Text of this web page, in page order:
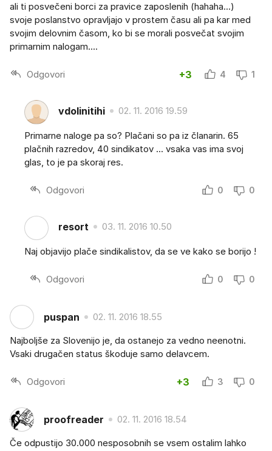
ali ti posvečeni borci za pravice zaposlenih (hahaha...)
svoje poslanstvo opravljajo v prostem času ali pa kar med
svojim delovnim časom, ko bi se morali posvečat svojim
primarnim nalogam....
Odgovori +3 4 1
vdolinitihi 02. 11. 2016 19.59
Primarne naloge pa so? Plačani so pa iz članarin. 65
plačnih razredov, 40 sindikatov ... vsaka vas ima svoj
glas, to je pa skoraj res.
Odgovori 0 0
resort 03. 11. 2016 10.50
Naj objavijo plače sindikalistov, da se ve kako se borijo !
Odgovori 0 0
puspan 02. 11. 2016 18.55
Najboljše za Slovenijo je, da ostanejo za vedno neenotni.
Vsaki drugačen status škoduje samo delavcem.
Odgovori +3 3 0
proofreader 02. 11. 2016 18.54
Če odpustijo 30.000 nesposobnih se vsem ostalim lahko